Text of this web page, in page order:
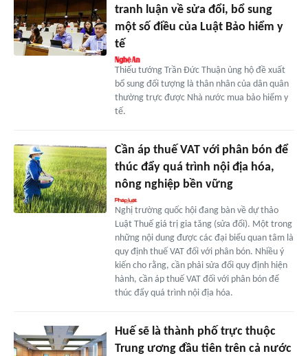
tranh luận về sửa đổi, bổ sung
một số điều của Luật Bảo hiểm y
tế
Thiếu tướng Trần Đức Thuận ủng hộ đề xuất
bổ sung đối tượng là thân nhân của dân quân
thường trực được Nhà nước mua bảo hiểm y
tế.
Cần áp thuế VAT với phân bón để
thúc đẩy quá trình nội địa hóa,
nông nghiệp bền vững
Nghị trường quốc hội đang bàn về dự thảo
Luật Thuế giá trị gia tăng (sửa đổi). Một trong
những nội dung được các đại biểu quan tâm là
quy định thuế VAT đối với phân bón. Nhiều ý
kiến cho rằng, cần phải sửa đổi quy định hiện
hành, cần áp thuế VAT đối với phân bón để
thúc đẩy quá trình nội địa hóa.
Huế sẽ là thành phố trực thuộc
Trung ương đầu tiên trên cả nước